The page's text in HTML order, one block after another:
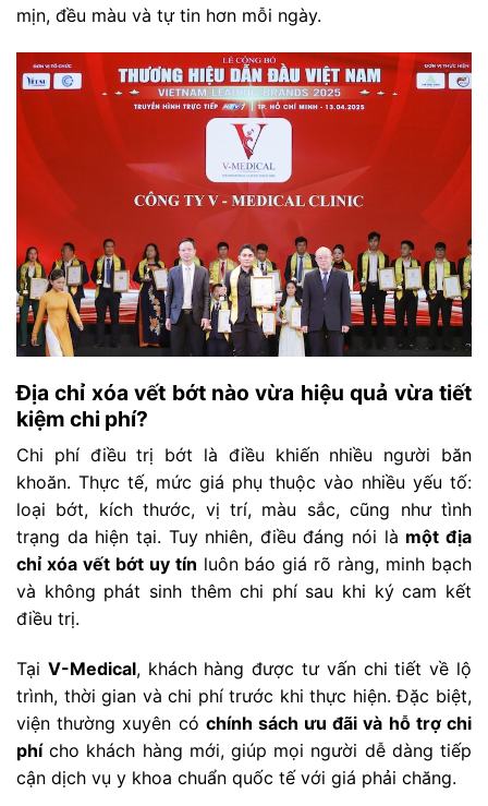
mịn, đều màu và tự tin hơn mỗi ngày.
Địa chỉ xóa vết bớt nào vừa hiệu quả vừa tiết
kiệm chi phí?
Chi phí điều trị bớt là điều khiến nhiều người băn
khoăn. Thực tế, mức giá phụ thuộc vào nhiều yếu tố:
loại bớt, kích thước, vị trí, màu sắc, cũng như tình
trạng da hiện tại. Tuy nhiên, điều đáng nói là một địa
chỉ xóa vết bớt uy tín luôn báo giá rõ ràng, minh bạch
và không phát sinh thêm chi phí sau khi ký cam kết
điều trị.
Tại V-Medical, khách hàng được tư vấn chi tiết về lộ
trình, thời gian và chi phí trước khi thực hiện. Đặc biệt,
viện thường xuyên có chính sách ưu đãi và hỗ trợ chi
phícho khách hàng mới, giúp mọi người dễ dàng tiếp
cận dịch vụ y khoa chuẩn quốc tế với giá phải chăng.